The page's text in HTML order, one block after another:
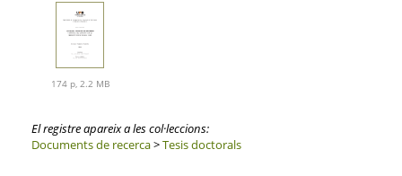
174 p, 2.2 MB
El registre apareix a les col·leccions:
Documents de recerca>Tesis doctorals